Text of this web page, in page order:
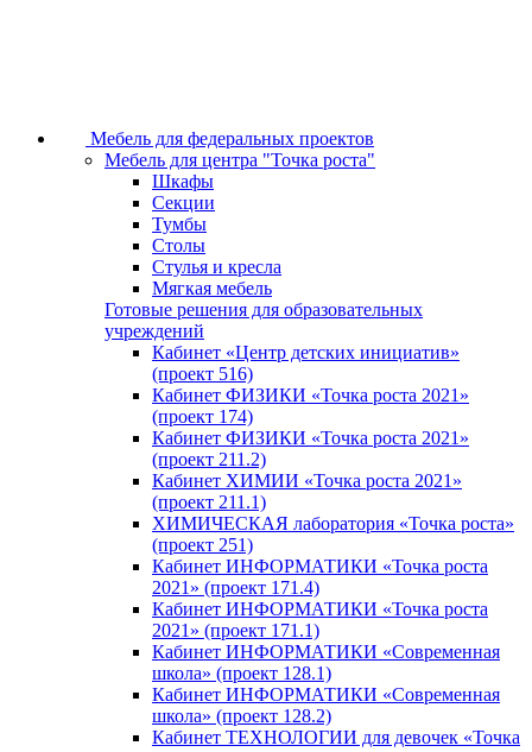
Мебель для федеральных проектов
Мебель для центра "Точка роста"
Шкафы
Секции
Тумбы
Столы
Стулья и кресла
Мягкая мебель
Готовые решения для образовательных
учреждений
Кабинет «Центр детских инициатив»
(проект 516)
Кабинет ФИЗИКИ «Точка роста 2021»
(проект 174)
Кабинет ФИЗИКИ «Точка роста 2021»
(проект 211.2)
Кабинет ХИМИИ «Точка роста 2021»
(проект 211.1)
ХИМИЧЕСКАЯ лаборатория «Точка роста»
(проект 251)
Кабинет ИНФОРМАТИКИ «Точка роста
2021» (проект 171.4)
Кабинет ИНФОРМАТИКИ «Точка роста
2021» (проект 171.1)
Кабинет ИНФОРМАТИКИ «Современная
школа» (проект 128.1)
Кабинет ИНФОРМАТИКИ «Современная
школа» (проект 128.2)
Кабинет ТЕХНОЛОГИИ для девочек «Точка